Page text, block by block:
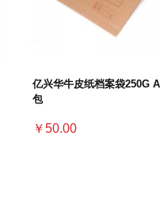
亿兴华牛皮纸档案袋250G
包
￥50.00